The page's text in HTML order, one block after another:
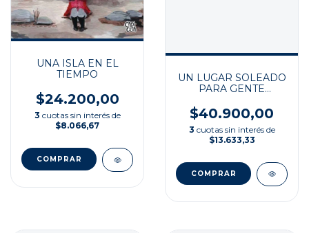
UNA ISLA EN EL
TIEMPO
$24.200,00
3 cuotas sin interés de
$8.066,67
UN LUGAR SOLEADO
PARA GENTE
$40.900,00
3 cuotas sin interés de
$13.633,33